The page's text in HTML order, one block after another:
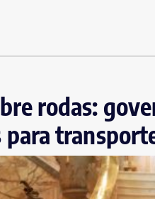
rodas:
para